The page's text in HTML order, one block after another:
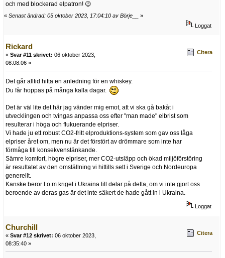
och med blockerad elpatron! 😉
« Senast ändrad: 05 oktober 2023, 17:04:10 av Börje__
»
Loggat
Rickard
« Svar #11 skrivet: 06 oktober 2023,
08:08:06 »
Citera
Det går alltid hitta en anledning för en whiskey.
Du får hoppas på många kalla dagar.
Det är väl lite det här jag vänder mig emot, att vi ska gå bakåt i
utvecklingen och tvingas anpassa oss efter "man made" elbrist som
resulterar i höga och flukuerande elpriser.
Vi hade ju ett robust CO2-fritt elproduktions-system som gav oss låga
elpriser året om, men nu är det förstört av drömmare som inte har
förmåga till konsekvenstänkande.
Sämre komfort, högre elpriser, mer CO2-utsläpp och ökad miljöförstöring
är resultatet av den omställning vi hittills sett i Sverige och Nordeuropa
generellt.
Kanske beror t.o.m kriget i Ukraina till delar på detta, om vi inte gjort oss
beroende av deras gas är det inte säkert de hade gått in i Ukraina.
Loggat
Churchill
« Svar #12 skrivet: 06 oktober 2023,
08:35:40 »
Citera